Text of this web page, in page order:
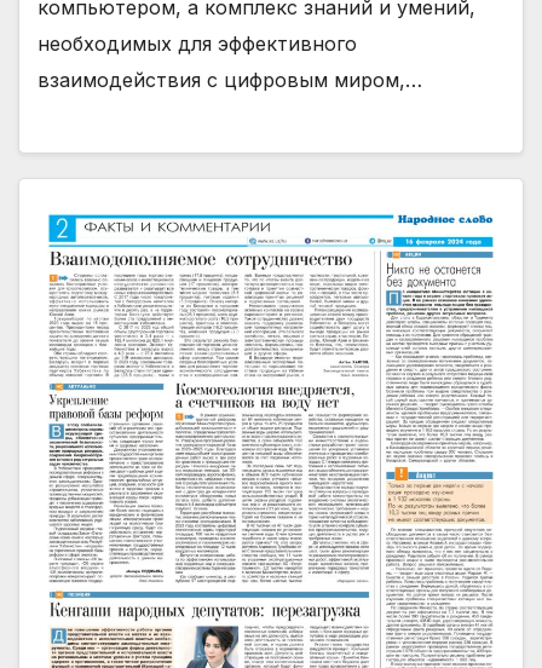
компьютером, а комплекс знаний и умений,
необходимых для эффективного
взаимодействия с цифровым миром,…